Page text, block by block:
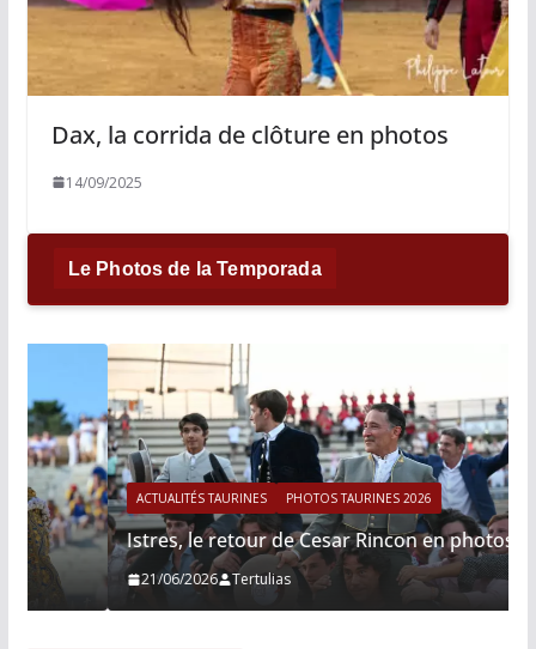
Dax, la corrida de clôture en photos
14/09/2025
Le Photos de la Temporada
ACTUALITÉS TAURINES PHOTOS TAURINES 2026
Istres, le retour de Cesar Rincon en photos
21/06/2026 Tertulias